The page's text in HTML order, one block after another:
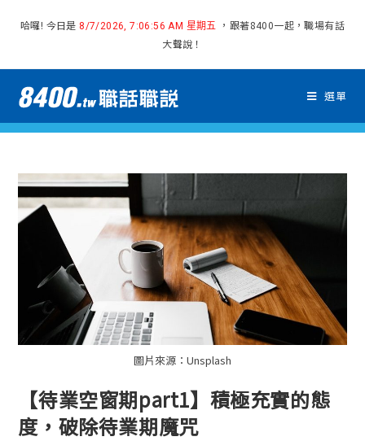
哈囉! 今日是 8/7/2026, 7:06:57 AM 星期五
，跟著8400一起，職場有話
大聲說！
選單
圖片來源：Unsplash
【待業空窗期part1】積極充實的態
度，破除待業期魔咒